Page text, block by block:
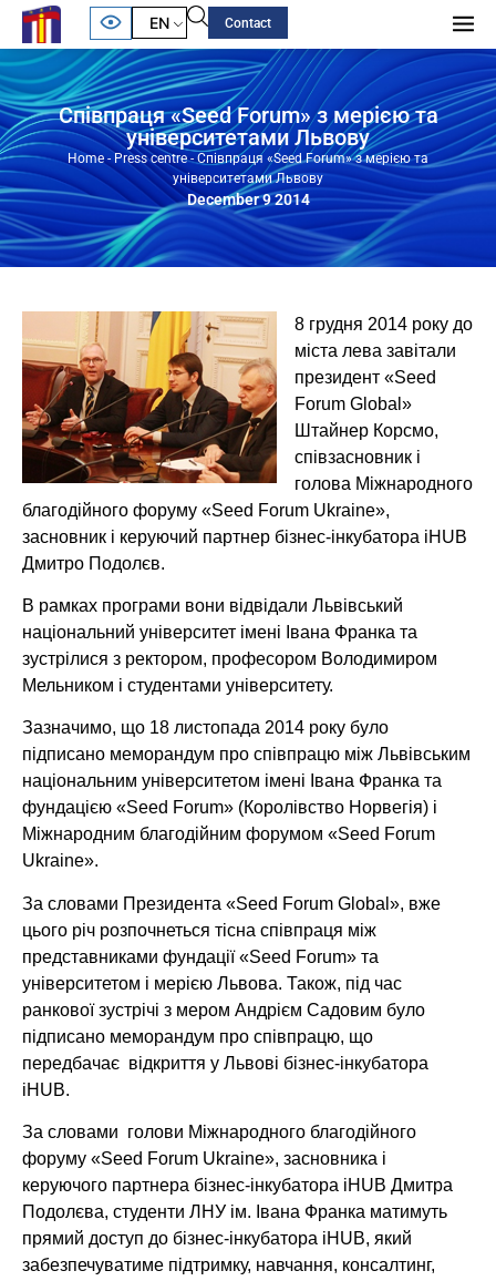
EN Contact
Співпраця «Seed Forum» з мерією та
університетами Львову
Home- Press centre-Співпраця «Seed Forum» з мерією та
університетами Львову
December 9 2014
8 грудня 2014 року до
міста лева завітали
президент «Seed
Forum Global»
Штайнер Корсмо,
співзасновник і
голова Міжнародного
благодійного форуму «Seed Forum Ukraine»,
засновник і керуючий партнер бізнес-інкубатора iHUB
Дмитро Подолєв.
В рамках програми вони відвідали Львівський
національний університет імені Івана Франка та
зустрілися з ректором, професором Володимиром
Мельником і студентами університету.
Зазначимо, що 18 листопада 2014 року було
підписано меморандум про співпрацю між Львівським
національним університетом імені Івана Франка та
фундацією «Seed Forum» (Королівство Норвегія) і
Міжнародним благодійним форумом «Seed Forum
Ukraine».
За словами Президента «Seed Forum Global», вже
цього річ розпочнеться тісна співпраця між
представниками фундації «Seed Forum» та
університетом і мерією Львова. Також, під час
ранкової зустрічі з мером Андрієм Садовим було
підписано меморандум про співпрацю, що
передбачає відкриття у Львові бізнес-інкубатора
iHUB.
За словами голови Міжнародного благодійного
форуму «Seed Forum Ukraine», засновника і
керуючого партнера бізнес-інкубатора iHUB Дмитра
Подолєва, студенти ЛНУ ім. Івана Франка матимуть
прямий доступ до бізнес-інкубатора iHUB, який
забезпечуватиме підтримку, навчання, консалтинг,